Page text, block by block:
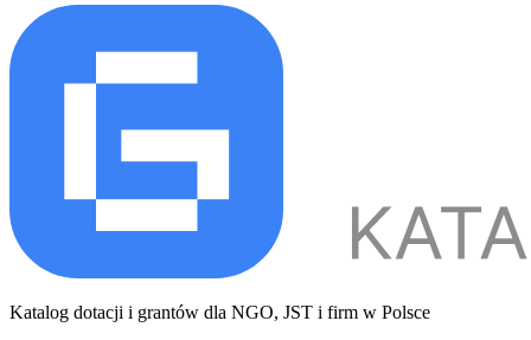
Katalog dotacji i grantów dla NGO, JST i firm w Polsce